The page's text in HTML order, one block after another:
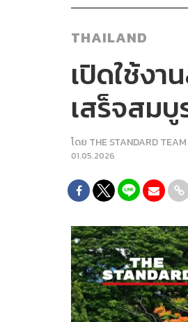
THAILAND
เปิดใช้งา
เสร็จสม
โดย THE STANDARD TEAM
01.05.2026